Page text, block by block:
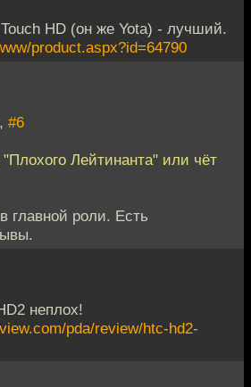
HD (он же Yota) - лучший.
product.aspx?id=64790
#6
Лейтинанта" или чёт
главной роли. Есть
неплох!
pda/review/htc-hd2-